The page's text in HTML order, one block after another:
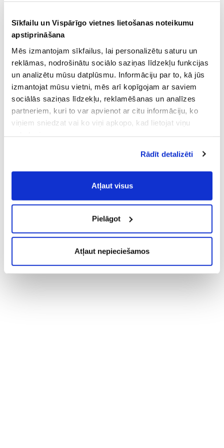
Sīkfailu un Vispārīgo vietnes lietošanas noteikumu
apstiprināšana
Mēs izmantojam sīkfailus, lai personalizētu saturu un
reklāmas, nodrošinātu sociālo saziņas līdzekļu funkcijas
un analizētu mūsu datplūsmu. Informāciju par to, kā jūs
izmantojat mūsu vietni, mēs arī kopīgojam ar saviem
sociālās saziņas līdzekļu, reklamēšanas un analīzes
partneriem, kuri to var apvienot ar citu informāciju, ko
viņiem sniedzat vai ko viņi apkopo, kad lietojat viņu
Vispārīgiem vietnes lietošanas
noteikumiem(saīsināti - VVLN).
Rādīt detalizēti
Atļaut visus
Pielāgot
Atļaut nepieciešamos